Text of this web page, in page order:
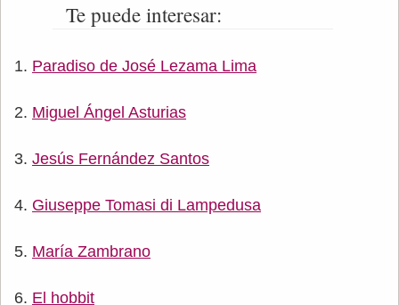
Te puede interesar:
Paradiso de José Lezama Lima
Miguel Ángel Asturias
Jesús Fernández Santos
Giuseppe Tomasi di Lampedusa
María Zambrano
El hobbit